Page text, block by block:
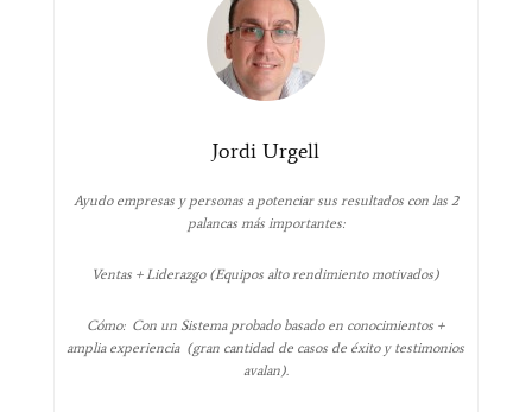
Jordi Urgell
Ayudo empresas y personas a potenciar sus resultados con las 2
palancas más importantes:
Ventas + Liderazgo (Equipos alto rendimiento motivados)
Cómo: Con un Sistema probado basado en conocimientos +
amplia experiencia (gran cantidad de casos de éxito y testimonios
avalan).